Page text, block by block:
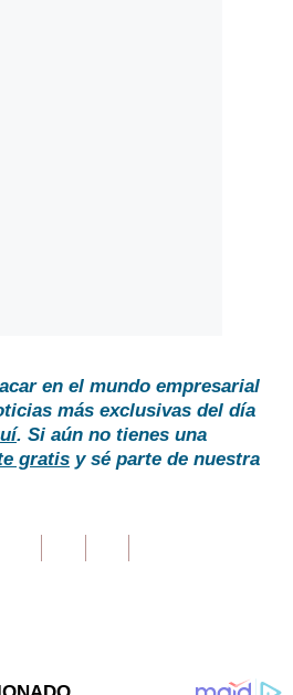
en el mundo empresarial
más exclusivas del día
. Si aún no tienes una
gratis y sé parte de nuestra